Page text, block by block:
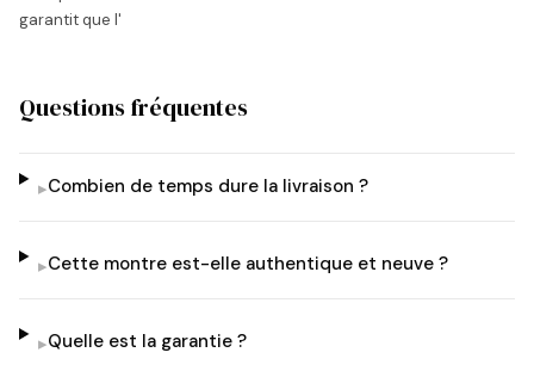
garantit que l'
Questions fréquentes
▸Combien de temps dure la livraison ?
▸Cette montre est-elle authentique et neuve ?
▸Quelle est la garantie ?